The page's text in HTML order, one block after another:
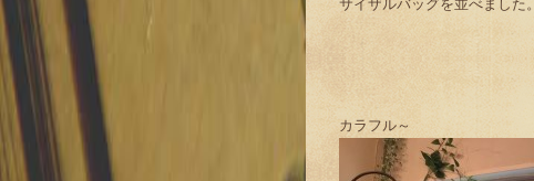
サイザルバッグを並べました。
カラフル～